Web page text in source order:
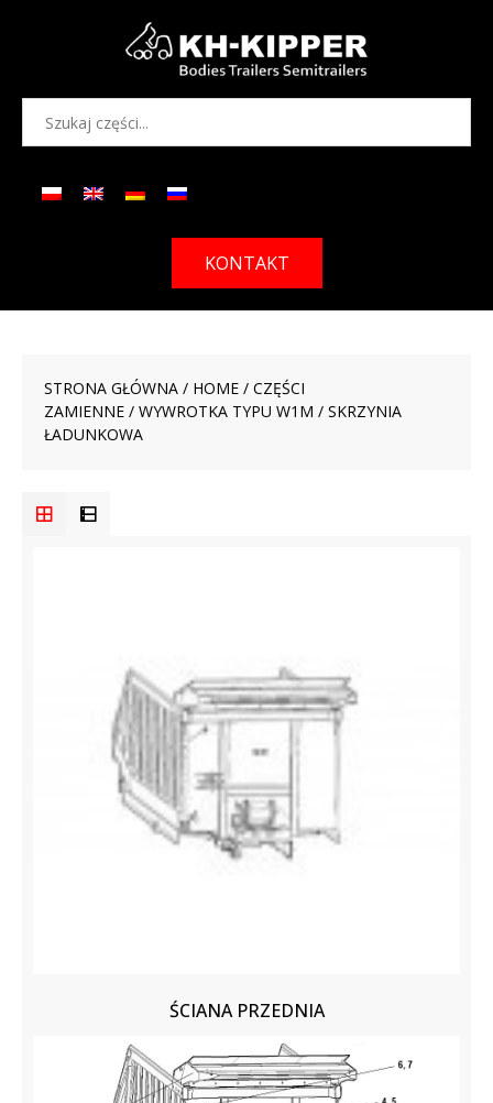
KONTAKT
STRONA GŁÓWNA / HOME / CZĘŚCI
ZAMIENNE / WYWROTKA TYPU W1M / SKRZYNIA
ŁADUNKOWA
ŚCIANA PRZEDNIA